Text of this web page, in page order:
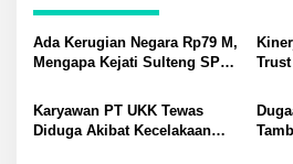
Ada Kerugian Negara Rp79 M,
Mengapa Kejati Sulteng SP3
Dorong Kejagung Ambil Alih
Baru
Karyawan PT UKK Tewas
Diduga Akibat Kecelakaan